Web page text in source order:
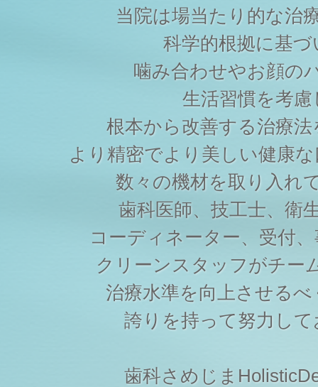
当院は場当たり的な治
科学的根拠に基づ
噛み合わせやお顔の
生活習慣を考慮
根本から改善する治療
より精密でより美しい健康
数々の機材を取り入れ
歯科医師、技工士、衛
コーディネーター、受付
クリーンスタッフがチー
治療水準を向上させる
誇りを持って努力し
歯科さめじま